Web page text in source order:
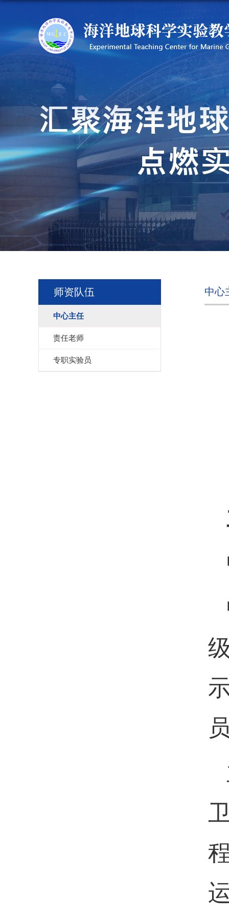
师资队伍
中心主任
责任老师
专职实验员
中心